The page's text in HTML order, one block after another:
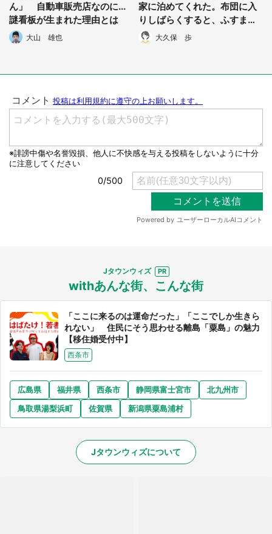
ん」 自動車販売店なのに...
謎看板が生まれた理由とは
大山 雄也
家に泊めてくれた。布団に入
りしばらくすると、ふすまの
奥から視線を感じ...」（神奈
川県・50代男性）
大久保 歩
Jタウンウィズ
withあんな街、こんな街
「ここに来るのは運命だった」「ここでしか生きら
れない」 住民にそう思わせる離島「粟島」の魅力
【移住婚受付中】
西条市
広島県 福井県 西条市 静岡県富士宮市
北九州市
鳥取県湯梨浜町
佐賀県 新潟県粟島浦村
Jタウンウィズについて